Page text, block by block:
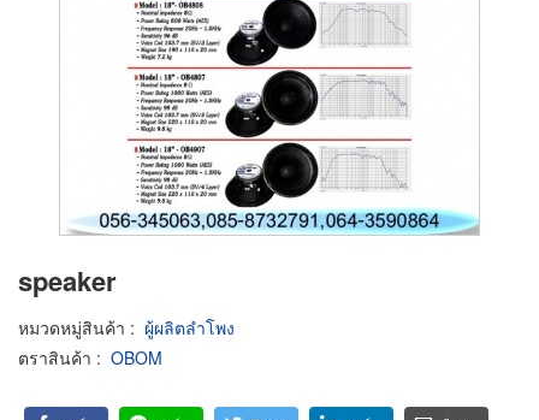
speaker
หมวดหมู่สินค้า : ผู้ผลิตลำโพง
ตราสินค้า : OBOM